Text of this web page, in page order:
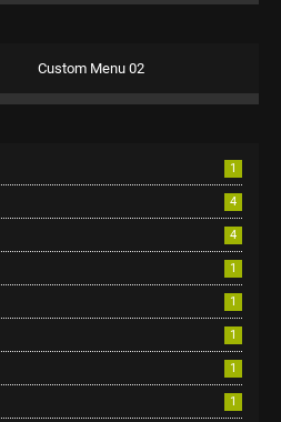
Custom Menu 02
1
4
4
1
1
1
1
1